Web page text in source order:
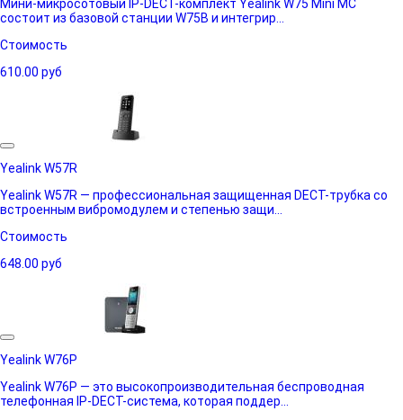
Мини-микросотовый IP-DECT-комплект Yealink W75 Mini MC
состоит из базовой станции W75B и интегрир...
Стоимость
610.00 руб
Yealink W57R
Yealink W57R — профессиональная защищенная DECT-трубка со
встроенным вибромодулем и степенью защи...
Стоимость
648.00 руб
Yealink W76P
Yealink W76P — это высокопроизводительная беспроводная
телефонная IP-DECT-система, которая поддер...